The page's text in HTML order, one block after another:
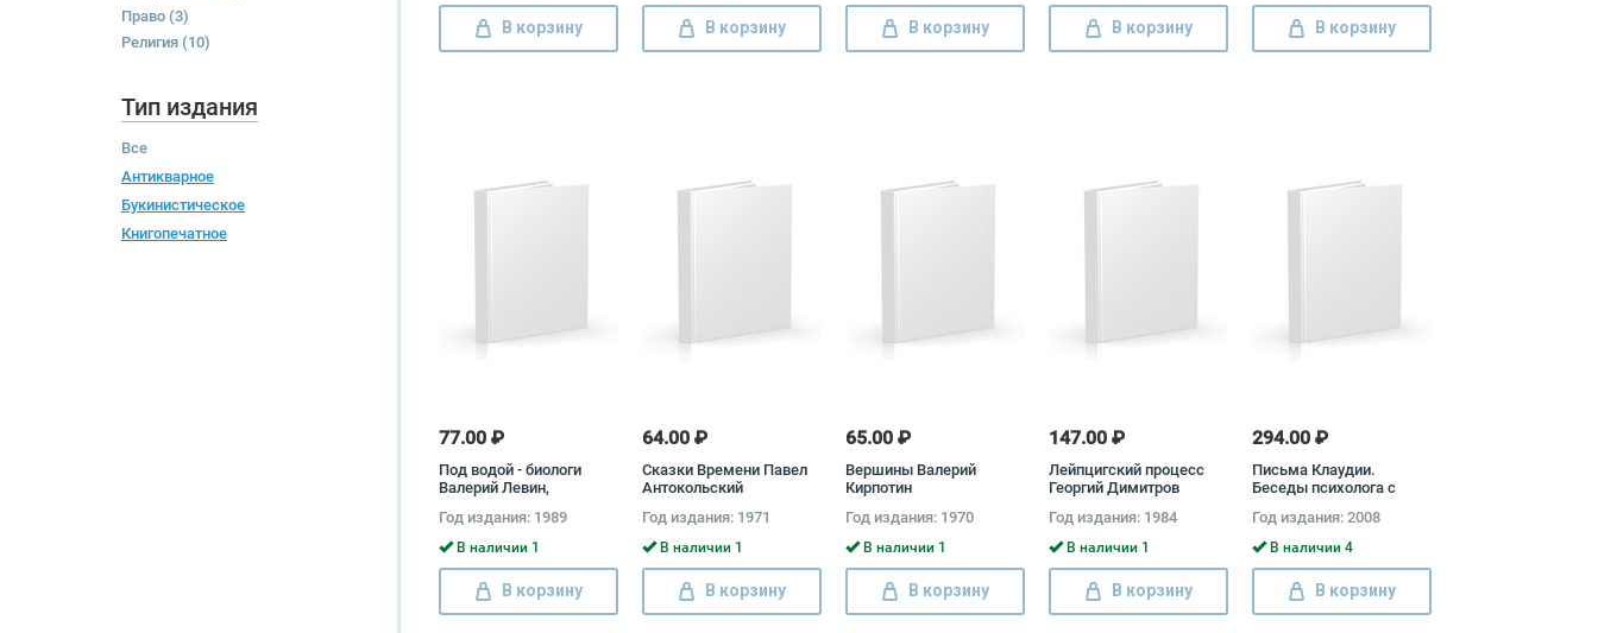
Право (3)
Религия (10)
Тип издания
Все
Антикварное
Букинистическое
Книгопечатное
В корзину В корзину В корзину В корзину В корзину
77.00 ₽
Под водой - биологи
Валерий Левин,
Год издания: 1989
В наличии 1
В корзину
64.00 ₽
Сказки Времени Павел
Антокольский
Год издания: 1971
В наличии 1
В корзину
65.00 ₽
Вершины Валерий
Кирпотин
Год издания: 1970
В наличии 1
В корзину
147.00 ₽
Лейпцигский процесс
Георгий Димитров
Год издания: 1984
В наличии 1
В корзину
294.00 ₽
Письма Клаудии.
Беседы психолога с
Букай
Год издания: 2008
В наличии 4
В корзину